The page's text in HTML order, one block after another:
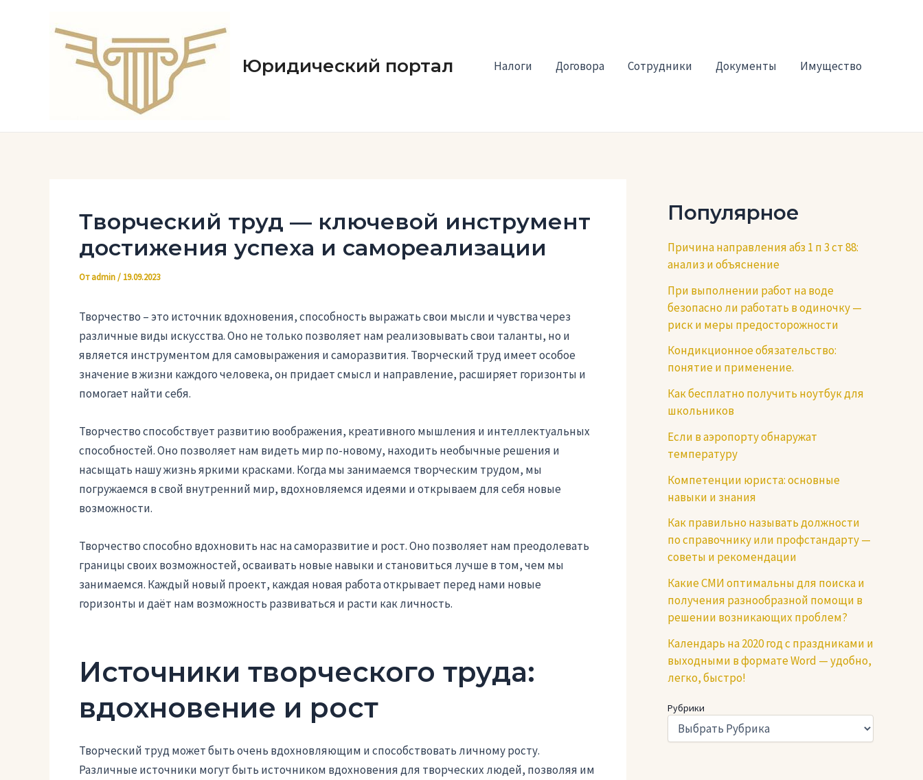
содержимому
Юридический портал Налоги Договора Сотрудники Документы Имущество
Творческий труд — ключевой инструмент
достижения успеха и самореализации
Отadmin/ 19.09.2023
Творчество – это источник вдохновения, способность выражать свои мысли и чувства через
различные виды искусства. Оно не только позволяет нам реализовывать свои таланты, но и
является инструментом для самовыражения и саморазвития. Творческий труд имеет особое
значение в жизни каждого человека, он придает смысл и направление, расширяет горизонты и
помогает найти себя.
Творчество способствует развитию воображения, креативного мышления и интеллектуальных
способностей. Оно позволяет нам видеть мир по-новому, находить необычные решения и
насыщать нашу жизнь яркими красками. Когда мы занимаемся творческим трудом, мы
погружаемся в свой внутренний мир, вдохновляемся идеями и открываем для себя новые
возможности.
Творчество способно вдохновить нас на саморазвитие и рост. Оно позволяет нам преодолевать
границы своих возможностей, осваивать новые навыки и становиться лучше в том, чем мы
занимаемся. Каждый новый проект, каждая новая работа открывает перед нами новые
горизонты и даёт нам возможность развиваться и расти как личность.
Источники творческого труда:
вдохновение и рост
Творческий труд может быть очень вдохновляющим и способствовать личному росту.
Различные источники могут быть источником вдохновения для творческих людей, позволяя им
Популярное
Причина направления абз 1 п 3 ст 88:
анализ и объяснение
При выполнении работ на воде
безопасно ли работать в одиночку —
риск и меры предосторожности
Кондикционное обязательство:
понятие и применение.
Как бесплатно получить ноутбук для
школьников
Если в аэропорту обнаружат
температуру
Компетенции юриста: основные
навыки и знания
Как правильно называть должности
по справочнику или профстандарту —
советы и рекомендации
Какие СМИ оптимальны для поиска и
получения разнообразной помощи в
решении возникающих проблем?
Календарь на 2020 год с праздниками и
выходными в формате Word — удобно,
легко, быстро!
Рубрики